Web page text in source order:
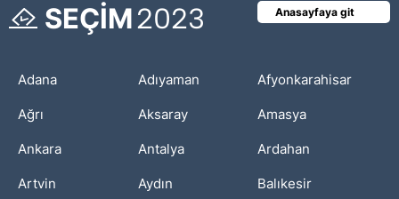
SEÇİM2023 Anasayfaya git
Adana Adıyaman Afyonkarahisar
Ağrı Aksaray Amasya
Ankara Antalya Ardahan
Artvin Aydın Balıkesir